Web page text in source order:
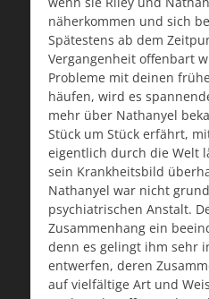
näherkommen und sich
Spätestens ab dem
Vergangenheit offenbart
Probleme mit deinen
häufen, wird es
mehr über Nathanyel
Stück um Stück erfährt,
eigentlich durch die Welt
sein Krankheitsbild
Nathanyel war nicht
psychiatrischen Anstalt.
Zusammenhang ein
denn es gelingt ihm sehr
entwerfen, deren
auf vielfältige Art und